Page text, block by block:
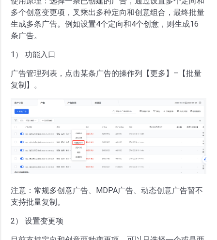
多个创意变更项，叉乘出多种定向和创意组合，最终批量
生成多条广告。例如设置4个定向和4个创意，则生成16
条广告。
1） 功能入口
广告管理列表，点击某条广告的操作列【更多】–【批量
复制】。
注意：常规多创意广告、MDPA广告、动态创意广告暂不
支持批量复制。
2） 设置变更项